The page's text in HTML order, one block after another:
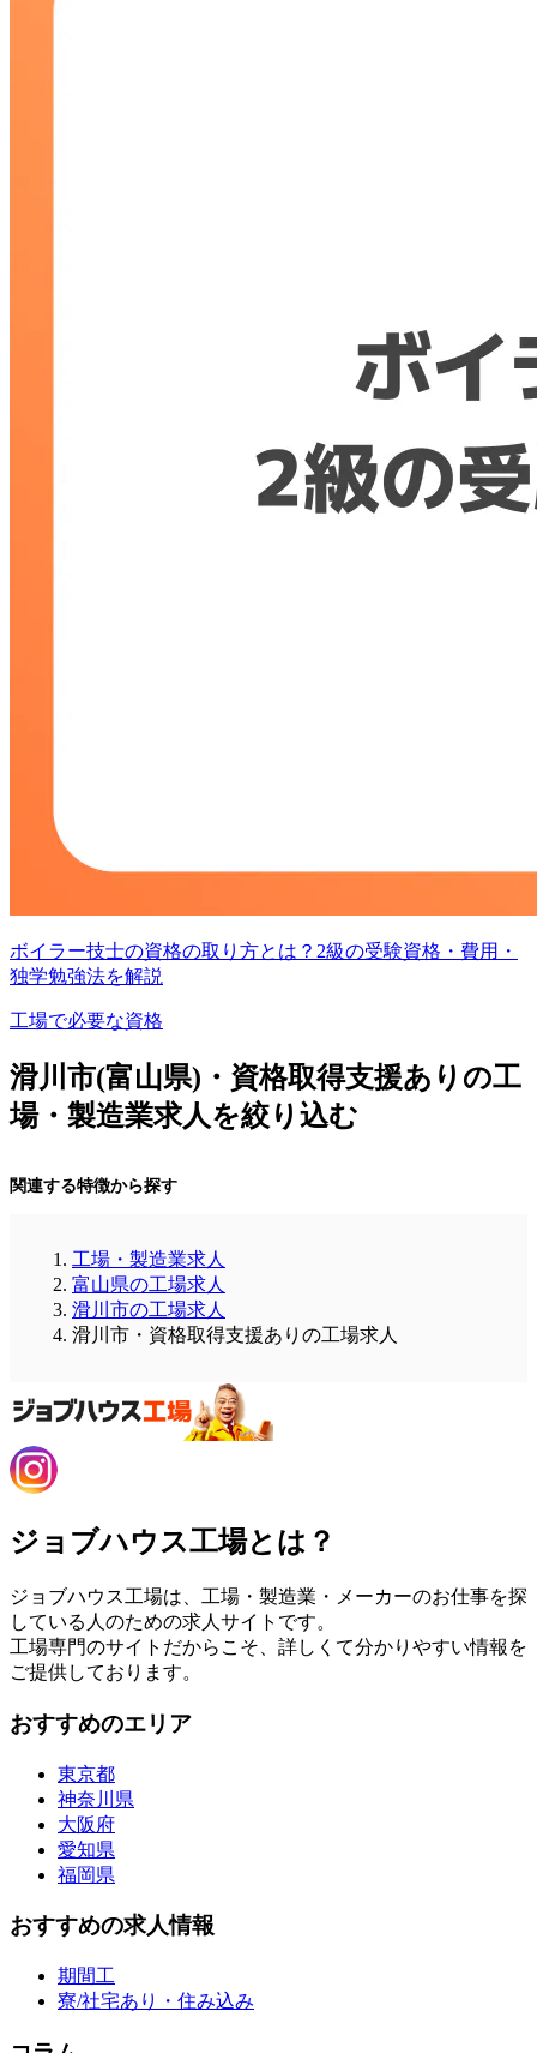
ボイラー技士の資格の取り方とは？2級の受験資格・費用・
独学勉強法を解説
工場で必要な資格
滑川市(富山県)・資格取得支援ありの工
場・製造業求人を絞り込む
関連する特徴から探す
工場・製造業求人
富山県の工場求人
滑川市の工場求人
滑川市・資格取得支援ありの工場求人
ジョブハウス工場とは？
ジョブハウス工場は、工場・製造業・メーカーのお仕事を探
している人のための求人サイトです。
工場専門のサイトだからこそ、詳しくて分かりやすい情報を
ご提供しております。
おすすめのエリア
東京都
神奈川県
大阪府
愛知県
福岡県
おすすめの求人情報
期間工
寮/社宅あり・住み込み